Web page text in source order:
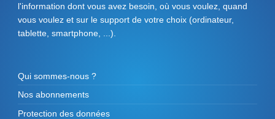
l'information dont vous avez besoin, où vous voulez, quand
vous voulez et sur le support de votre choix (ordinateur,
tablette, smartphone, ...).
Qui sommes-nous ?
Nos abonnements
Protection des données